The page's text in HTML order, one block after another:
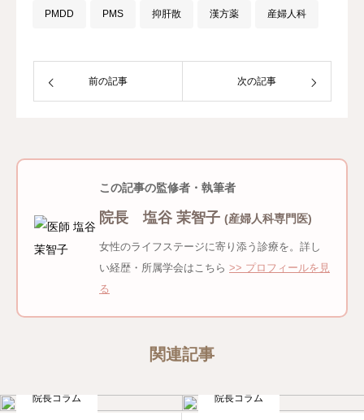
PMDD PMS 抑肝散 漢方薬 産婦人科
前の記事 次の記事
この記事の監修者・執筆者
院長 塩谷 茉智子 (産婦人科専門医)
女性のライフステージに寄り添う診療を。詳し
い経歴・所属学会はこちら >> プロフィールを見
る
関連記事
院長コラム 院長コラム